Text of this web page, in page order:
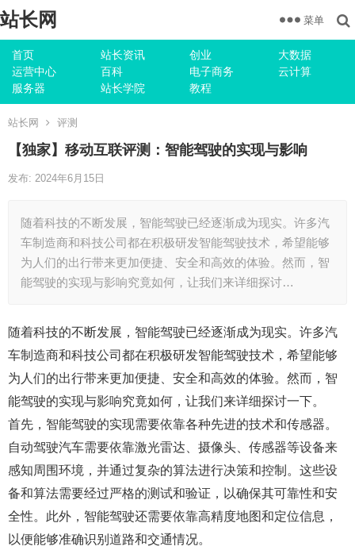
站长网
首页 站长资讯 创业
大数据
运营中心
百科 电子商务
云计算
服务器
站长学院 教程
菜单
站长网 评测
【独家】移动互联评测：智能驾驶的实现与影响
发布: 2024年6月15日
随着科技的不断发展，智能驾驶已经逐渐成为现实。许多汽
车制造商和科技公司都在积极研发智能驾驶技术，希望能够
为人们的出行带来更加便捷、安全和高效的体验。然而，智
能驾驶的实现与影响究竟如何，让我们来详细探讨…
随着科技的不断发展，智能驾驶已经逐渐成为现实。许多汽
车制造商和科技公司都在积极研发智能驾驶技术，希望能够
为人们的出行带来更加便捷、安全和高效的体验。然而，智
能驾驶的实现与影响究竟如何，让我们来详细探讨一下。
首先，智能驾驶的实现需要依靠各种先进的技术和传感器。
自动驾驶汽车需要依靠激光雷达、摄像头、传感器等设备来
感知周围环境，并通过复杂的算法进行决策和控制。这些设
备和算法需要经过严格的测试和验证，以确保其可靠性和安
全性。此外，智能驾驶还需要依靠高精度地图和定位信息，
以便能够准确识别道路和交通情况。